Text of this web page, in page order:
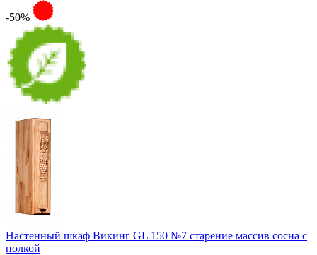
-50%
Настенный шкаф Викинг GL 150 №7 старение массив сосна с
полкой